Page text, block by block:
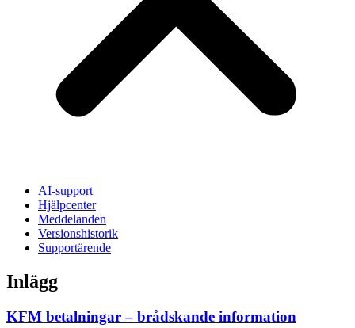
AI-support
Hjälpcenter
Meddelanden
Versionshistorik
Supportärende
Inlägg
KFM betalningar – brådskande information